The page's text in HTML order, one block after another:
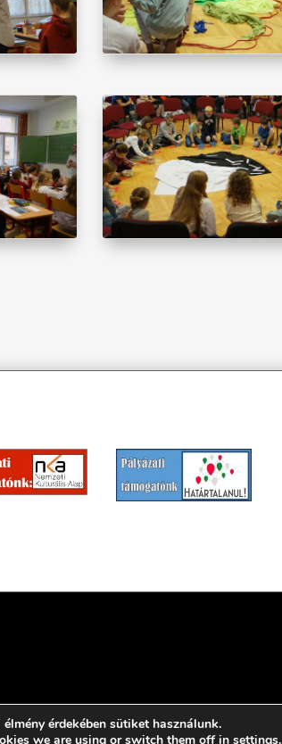
érdekében sütiket használunk.
we are using or switch them off insettings.